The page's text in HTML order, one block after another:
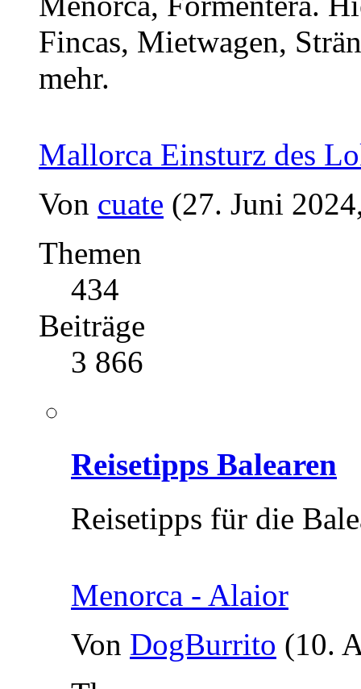
Fincas, Mietwagen,
mehr.
Mallorca Einsturz des
Von cuate (27. Juni
Themen
434
Beiträge
3 866
Reisetipps Balearen
Reisetipps für die
Menorca - Alaior
Von DogBurrito (10.